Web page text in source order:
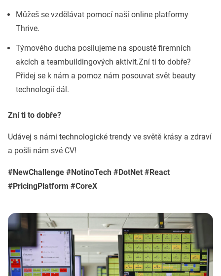
Můžeš se vzdělávat pomocí naší online platformy
Thrive.
Týmového ducha posilujeme na spoustě firemních
akcích a teambuildingových aktivit.Zní ti to dobře?
Přidej se k nám a pomoz nám posouvat svět beauty
technologií dál.
Zní ti to dobře?
Udávej s námi technologické trendy ve světě krásy a zdraví
a pošli nám své CV!
#NewChallenge #NotinoTech #DotNet #React
#PricingPlatform #CoreX